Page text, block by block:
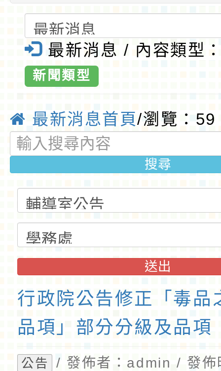
園大埔國小全球
桃園優質
最新消息 / 內容類型
新聞類型
最新消息首頁/瀏覽：59
搜尋
送出
行政院公告修正「毒品
品項」部分分級及品項
公告
/ 發佈者：admin / 發佈